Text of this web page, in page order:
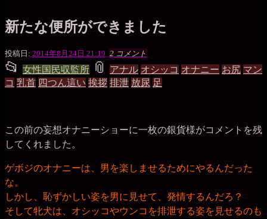
シ
ン
新たな便所ができました
投稿日: 2014年8月24日 21:19 ゲ
ボ
ジ
(犬
コ)
2 コメント
📂 投
稿
ル
ー
プ
女性国民収監所 📎 タ
グ
アナル オシッコ オナニー お尻 マン
コ 乳首 四つん這い 挨拶 排泄 放尿 足
この前の妄想オナニーショーに一枚の銀貨様がコメントを残
してくれました。
ゲボジのオナニーは、男を楽しませるためにやるんだった
な。
しかし、恥ずかしい姿を男に見せて、発情するんだろ？
そして牝犬は、オシッコやウンコを排泄する姿を見せるのも